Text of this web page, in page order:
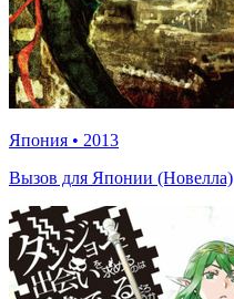
Япония • 2013
Вызов для Японии (Новелла)